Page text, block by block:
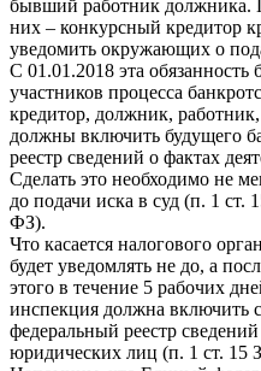
бывший работник должника.
них – конкурсный кредитор
уведомить окружающих о
С 01.01.2018 эта обязанность
участников процесса
кредитор, должник,
должны включить будущего
реестр сведений о фактах
Сделать это необходимо не
до подачи иска в суд (п. 1 ст.
ФЗ).
Что касается налогового
будет уведомлять не до, а
этого в течение 5 рабочих
инспекция должна включить
федеральный реестр
юридических лиц (п. 1 ст. 15